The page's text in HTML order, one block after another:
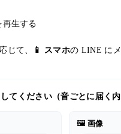
再生する
じて、 📱 スマホの LINE に
てください（音ごとに届く内
🖼️ 画像